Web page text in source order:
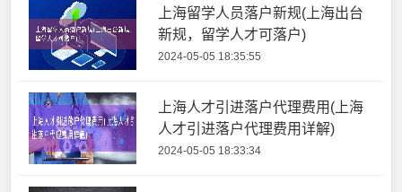
上海留学人员落户新规(上海出台
新规，留学人才可落户)
2024-05-05 18:35:55
上海人才引进落户代理费用(上海
人才引进落户代理费用详解)
2024-05-05 18:33:34